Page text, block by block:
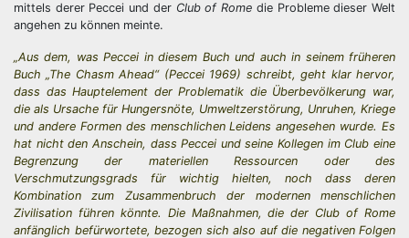
mittels derer Peccei und der Club of Rome die Probleme dieser Welt
angehen zu können meinte.
„Aus dem, was Peccei in diesem Buch und auch in seinem früheren
Buch „The Chasm Ahead“ (Peccei 1969) schreibt, geht klar hervor,
dass das Hauptelement der Problematik die Überbevölkerung war,
die als Ursache für Hungersnöte, Umweltzerstörung, Unruhen, Kriege
und andere Formen des menschlichen Leidens angesehen wurde. Es
hat nicht den Anschein, dass Peccei und seine Kollegen im Club eine
Begrenzung der materiellen Ressourcen oder des
Verschmutzungsgrads für wichtig hielten, noch dass deren
Kombination zum Zusammenbruch der modernen menschlichen
Zivilisation führen könnte. Die Maßnahmen, die der Club of Rome
anfänglich befürwortete, bezogen sich also auf die negativen Folgen